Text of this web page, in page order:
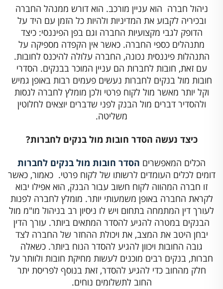
ניהול חברה הוא עניין מורכב. הוא דורש ממנהל החברה
ובכיריה לקבוע את המדיניות ולהיות כל הזמן עם היד על
הדופק לגבי מקצועיות החברה וגם בפן הפיננסי: כיצד
מתנהלים כספי החברה. כאשר אין הקפדה מספיקה על
התנהלות פיננסית נכונה, החברה עלולה להיכנס לחובות.
עם זאת, חובות לחברות הם עניין המוכר בבנקים. הסדרי
חובות מול בנקים לחברות נעשים פעמים רבות באופן גמיש
וקל יותר מאשר מול לקוח פרטי ולכן מומלץ לחברה לנסות
ולהסדיר דברים מול הבנק לפני שדברים יוצאים לחלוטין
משליטה.
כיצד נעשה הסדר חובות מול בנקים לחברות?
הכלים המאפשרים הסדר חובות מול בנקים לחברות
דומים לכלים העומדים לרשותו של לקוח פרטי. כאמור, כאשר
זו חברה המהווה לקוח חשוב עבור הבנק, הוא אפילו יבוא
לקראת החברה באופן משמעותי יותר. מומלץ לחברה לפנות
לעורך דין המתמחה בתחום ויש לו ניסיון רב בניהול מו"מ מול
הבנקים במטרה להגיע להסדר המתאים ביותר. עורך הדין
יבחן היטב את המצב, את ויכולת ההחזר של החברה לצד
גובה החובות ויכוון להגיע להסדר הנוח ביותר. כשאלה
חברות, בנקים רבים מוכנים לעשות מחיקת חובות ולוותר על
חלק מהחוב כדי להגיע להסדר, זאת בנוסף לפריסת יתר
החוב לתשלומים נוחים.